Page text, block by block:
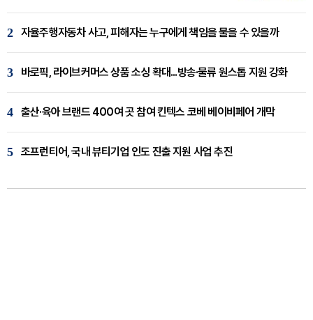
2 자율주행자동차 사고, 피해자는 누구에게 책임을 물을 수 있을까
3 바로픽, 라이브커머스 상품 소싱 확대...방송·물류 원스톱 지원 강화
4 출산·육아 브랜드 400여 곳 참여 킨텍스 코베 베이비페어 개막
5 조프런티어, 국내 뷰티기업 인도 진출 지원 사업 추진